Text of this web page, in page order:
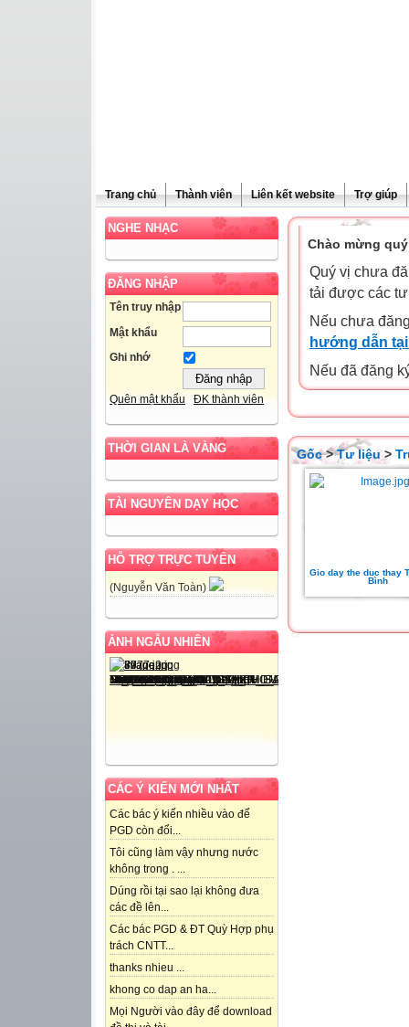
Trang chủ Thành viên Liên kết website Trợ giúp
NGHE NHẠC
ĐĂNG NHẬP
Tên truy nhập
Mật khẩu
Ghi nhớ
Quên mật khẩu ĐK thành viên
THỜI GIAN LÀ VÀNG
TÀI NGUYÊN DẠY HỌC
HỖ TRỢ TRỰC TUYẾN
(Nguyễn Văn Toàn)
ẢNH NGẪU NHIÊN
CÁC Ý KIẾN MỚI NHẤT
Các bác ý kiến nhiều vào để
PGD còn đổi...
Tôi cũng làm vậy nhưng nước
không trong . ...
Dúng rồi tại sao lại không đưa
các đề lên...
Các bác PGD & ĐT Quỳ Hợp phụ
trách CNTT...
thanks nhieu ...
khong co dap an ha...
Mọi Người vào đây để download
Chào mừng
Quý vị chưa
tải được các
Nếu chưa
hướng dẫn
Nếu đã đăng
Gốc>Tư liệu>
Gio day the duc thay
Bình